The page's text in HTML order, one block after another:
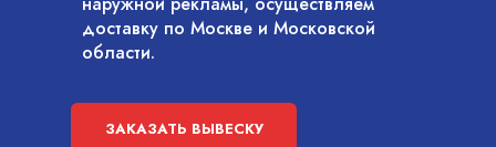
доставку по Москве и Московской
области.
ЗАКАЗАТЬ ВЫВЕСКУ